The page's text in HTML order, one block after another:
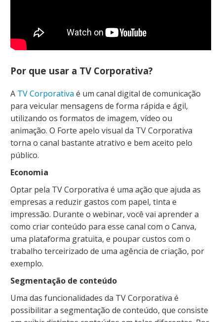
Por que usar a TV Corporativa?
A TV Corporativa é um canal digital de comunicação
para veicular mensagens de forma rápida e ágil,
utilizando os formatos de imagem, vídeo ou
animação. O Forte apelo visual da TV Corporativa
torna o canal bastante atrativo e bem aceito pelo
público.
Economia
Optar pela TV Corporativa é uma ação que ajuda as
empresas a reduzir gastos com papel, tinta e
impressão. Durante o webinar, você vai aprender a
como criar conteúdo para esse canal com o Canva,
uma plataforma gratuita, e poupar custos com o
trabalho terceirizado de uma agência de criação, por
exemplo.
Segmentação de conteúdo
Uma das funcionalidades da TV Corporativa é
possibilitar a segmentação de conteúdo, que consiste